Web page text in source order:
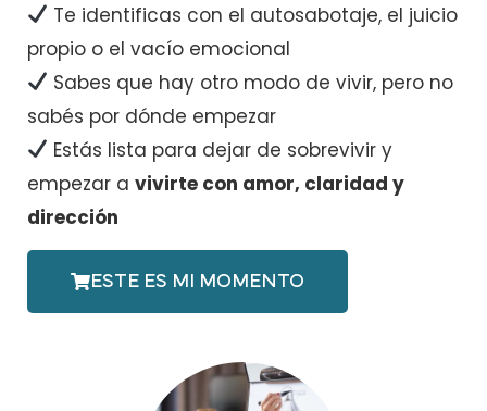
Te identificas con el autosabotaje, el juicio
propio o el vacío emocional
Sabes que hay otro modo de vivir, pero no
sabés por dónde empezar
Estás lista para dejar de sobrevivir y
empezar a vivirte con amor, claridad y
dirección
ESTE ES MI MOMENTO